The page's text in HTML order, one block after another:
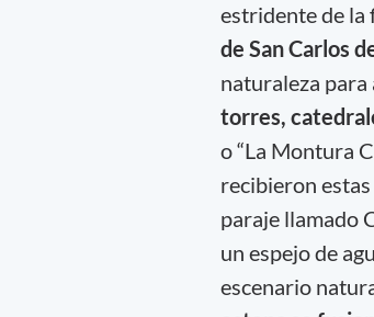
estridente de la
de San Carlos
naturaleza para
torres,
o “La Montura
recibieron
paraje llamado
un espejo de
escenario